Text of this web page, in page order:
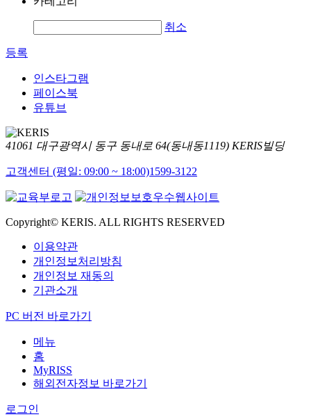
취소
등록
인스타그램
페이스북
유튜브
41061 대구광역시 동구 동내로 64(동내동1119) KERIS빌딩
고객센터 (평일: 09:00 ~ 18:00)1599-3122
Copyright© KERIS. ALL RIGHTS RESERVED
이용약관
개인정보처리방침
개인정보 재동의
기관소개
PC 버전 바로가기
메뉴
홈
MyRISS
해외전자정보 바로가기
로그인